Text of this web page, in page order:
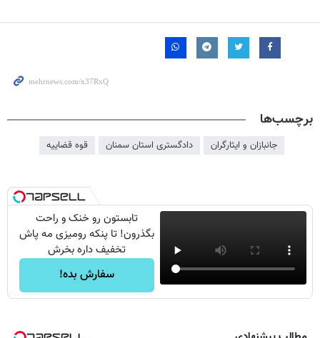
برچسب‌ها
جانبازان و ایثارگران دادگستری استان سمنان قوه قضاییه
تابستون رو خنک و راحت
بگذرون! تا پنکه رومیزی مه پاش
تخفیف داره بخرش
سفارش بده!